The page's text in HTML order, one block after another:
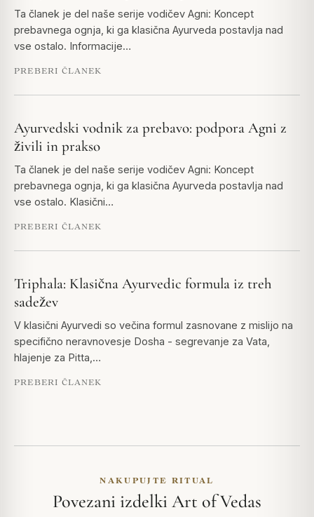
Ta članek je del naše serije vodičev Agni: Koncept
prebavnega ognja, ki ga klasična Ayurveda postavlja nad
vse ostalo. Informacije…
PREBERI ČLANEK
Ayurvedski vodnik za prebavo: podpora Agni z
živili in prakso
Ta članek je del naše serije vodičev Agni: Koncept
prebavnega ognja, ki ga klasična Ayurveda postavlja nad
vse ostalo. Klasični…
PREBERI ČLANEK
Triphala: Klasična Ayurvedic formula iz treh
sadežev
V klasični Ayurvedi so večina formul zasnovane z mislijo na
specifično neravnovesje Dosha - segrevanje za Vata,
hlajenje za Pitta,…
PREBERI ČLANEK
NAKUPUJTE RITUAL
Povezani izdelki Art of Vedas